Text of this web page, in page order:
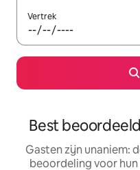
Vertrek
Best
Gasten zijn unaniem:
beoordeling voor